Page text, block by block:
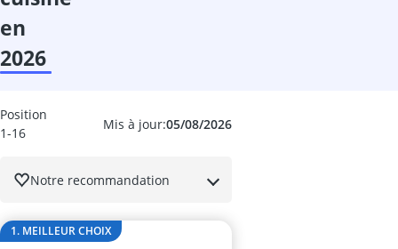
en
2026
Mis à jour:05/08/2026
Position
1-16
Notre recommandation
1. MEILLEUR CHOIX